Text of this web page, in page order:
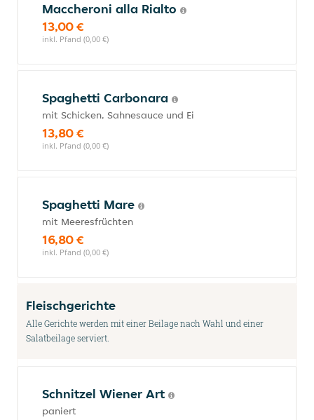
Maccheroni alla Rialto
13,00 €
inkl. Pfand (0,00 €)
Spaghetti Carbonara
mit Schicken, Sahnesauce und Ei
13,80 €
inkl. Pfand (0,00 €)
Spaghetti Mare
mit Meeresfrüchten
16,80 €
inkl. Pfand (0,00 €)
Fleischgerichte
Alle Gerichte werden mit einer Beilage nach Wahl und einer
Salatbeilage serviert.
Schnitzel Wiener Art
paniert